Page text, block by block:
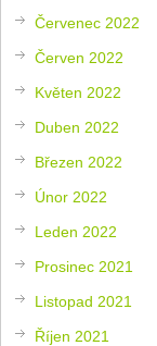
Červenec 2022
Červen 2022
Květen 2022
Duben 2022
Březen 2022
Únor 2022
Leden 2022
Prosinec 2021
Listopad 2021
Říjen 2021